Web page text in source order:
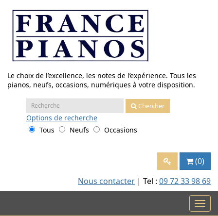
contenu
Le choix de l’excellence, les notes de l’expérience. Tous les
pianos, neufs, occasions, numériques à votre disposition.
Recherche
:
Chercher
Options de recherche
Tous
Neufs Occasions
(0)
Nous contacter | Tel : 09 72 33 98 69